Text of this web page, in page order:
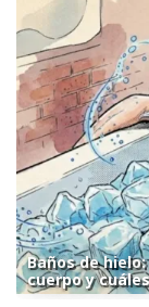
Baños de
cuerpo y